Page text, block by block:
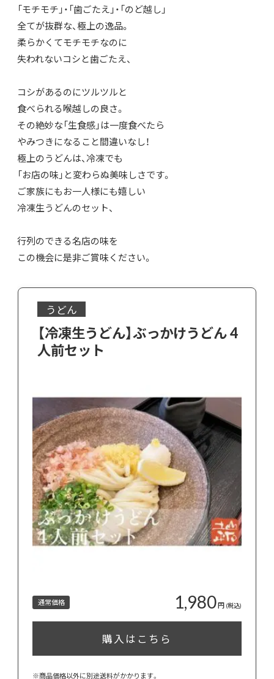
「モチモチ」・「歯ごたえ」・「のど越し」
全てが抜群な、極上の逸品。
柔らかくてモチモチなのに
失われないコシと歯ごたえ、
コシがあるのにツルツルと
食べられる喉越しの良さ。
その絶妙な「生食感」は一度食べたら
やみつきになること間違いなし！
極上のうどんは、冷凍でも
「お店の味」と変わらぬ美味しさです。
ご家族にもお一人様にも嬉しい
冷凍生うどんのセット、
行列のできる名店の味を
この機会に是非ご賞味ください。
うどん
【冷凍生うどん】ぶっかけうどん 4
人前セット
通常価格 1,980円 (税込)
購入はこちら
※商品価格以外に別途送料がかかります。